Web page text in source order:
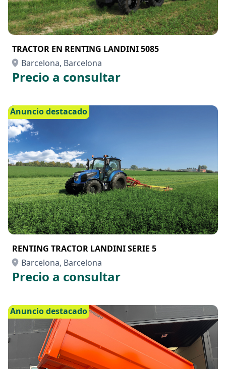
TRACTOR EN RENTING LANDINI 5085
Barcelona, Barcelona
Precio a consultar
Anuncio destacado
RENTING TRACTOR LANDINI SERIE 5
Barcelona, Barcelona
Precio a consultar
Anuncio destacado